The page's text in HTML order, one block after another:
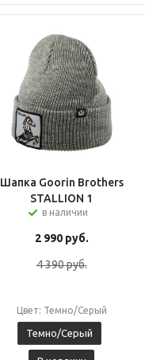
Шапка Goorin Brothers
STALLION 1
в наличии
2 990руб.
4 390руб.
Цвет: Темно/Серый
Темно/Серый